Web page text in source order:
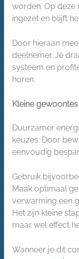
worden. Op deze
ingezet en blijft
Door hieraan
deelnemer. Je
systeem en
horen.
Kleine
Duurzamer
keuzes. Door
eenvoudig
Gebruik
Maak optimaal
verwarming een
Het zijn kleine
maar wel effect
Wanneer je dit